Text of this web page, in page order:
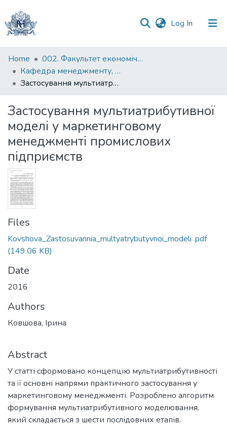
Log In (current)
Communities
&
Collections
Statistics
Home
002. Факультет економічних наук
Кафедра менеджменту, маркетингу та підприємництва
Застосування мультиатрибутивної моделі у маркетинговому менеджменті промислових підприємств
Застосування мультиатрибутивної
моделі у маркетинговому
менеджменті промислових
підприємств
Files
Kovshova_Zastosuvannia_multyatrybutyvnoi_modeli .pdf
(149.06 KB)
Date
2016
Authors
Ковшова, Ірина
Abstract
У статті сформовано концепцію мультиатрибутивності
та її основні напрями практичного застосування у
маркетинговому менеджменті. Розроблено алгоритм
формування мультиатрибутивного моделювання,
який складається з шести послідовних етапів.